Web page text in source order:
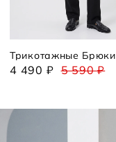
Трикотажные Брюки
4 490 ₽ 5 590 ₽